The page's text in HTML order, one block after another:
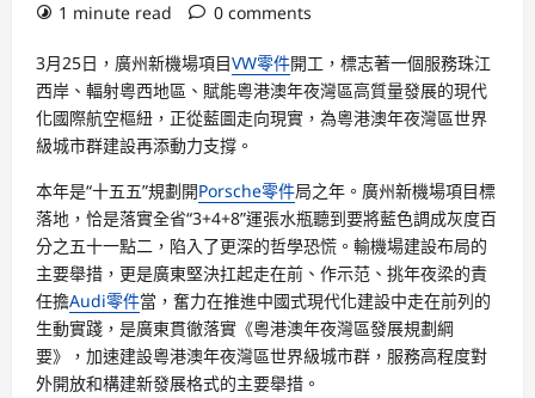
1 minute read
0 comments
3月25日，廣州新機場項目VW零件開工，標志著一個服務珠江
西岸、輻射粵西地區、賦能粵港澳年夜灣區高質量發展的現代
化國際航空樞紐，正從藍圖走向現實，為粵港澳年夜灣區世界
級城市群建設再添動力支撐。
本年是“十五五”規劃開Porsche零件局之年。廣州新機場項目標
落地，恰是落實全省“3+4+8”運張水瓶聽到要將藍色調成灰度百
分之五十一點二，陷入了更深的哲學恐慌。輸機場建設布局的
主要舉措，更是廣東堅決扛起走在前、作示范、挑年夜梁的責
任擔Audi零件當，奮力在推進中國式現代化建設中走在前列的
生動實踐，是廣東貫徹落實《粵港澳年夜灣區發展規劃綱
要》，加速建設粵港澳年夜灣區世界級城市群，服務高程度對
外開放和構建新發展格式的主要舉措。